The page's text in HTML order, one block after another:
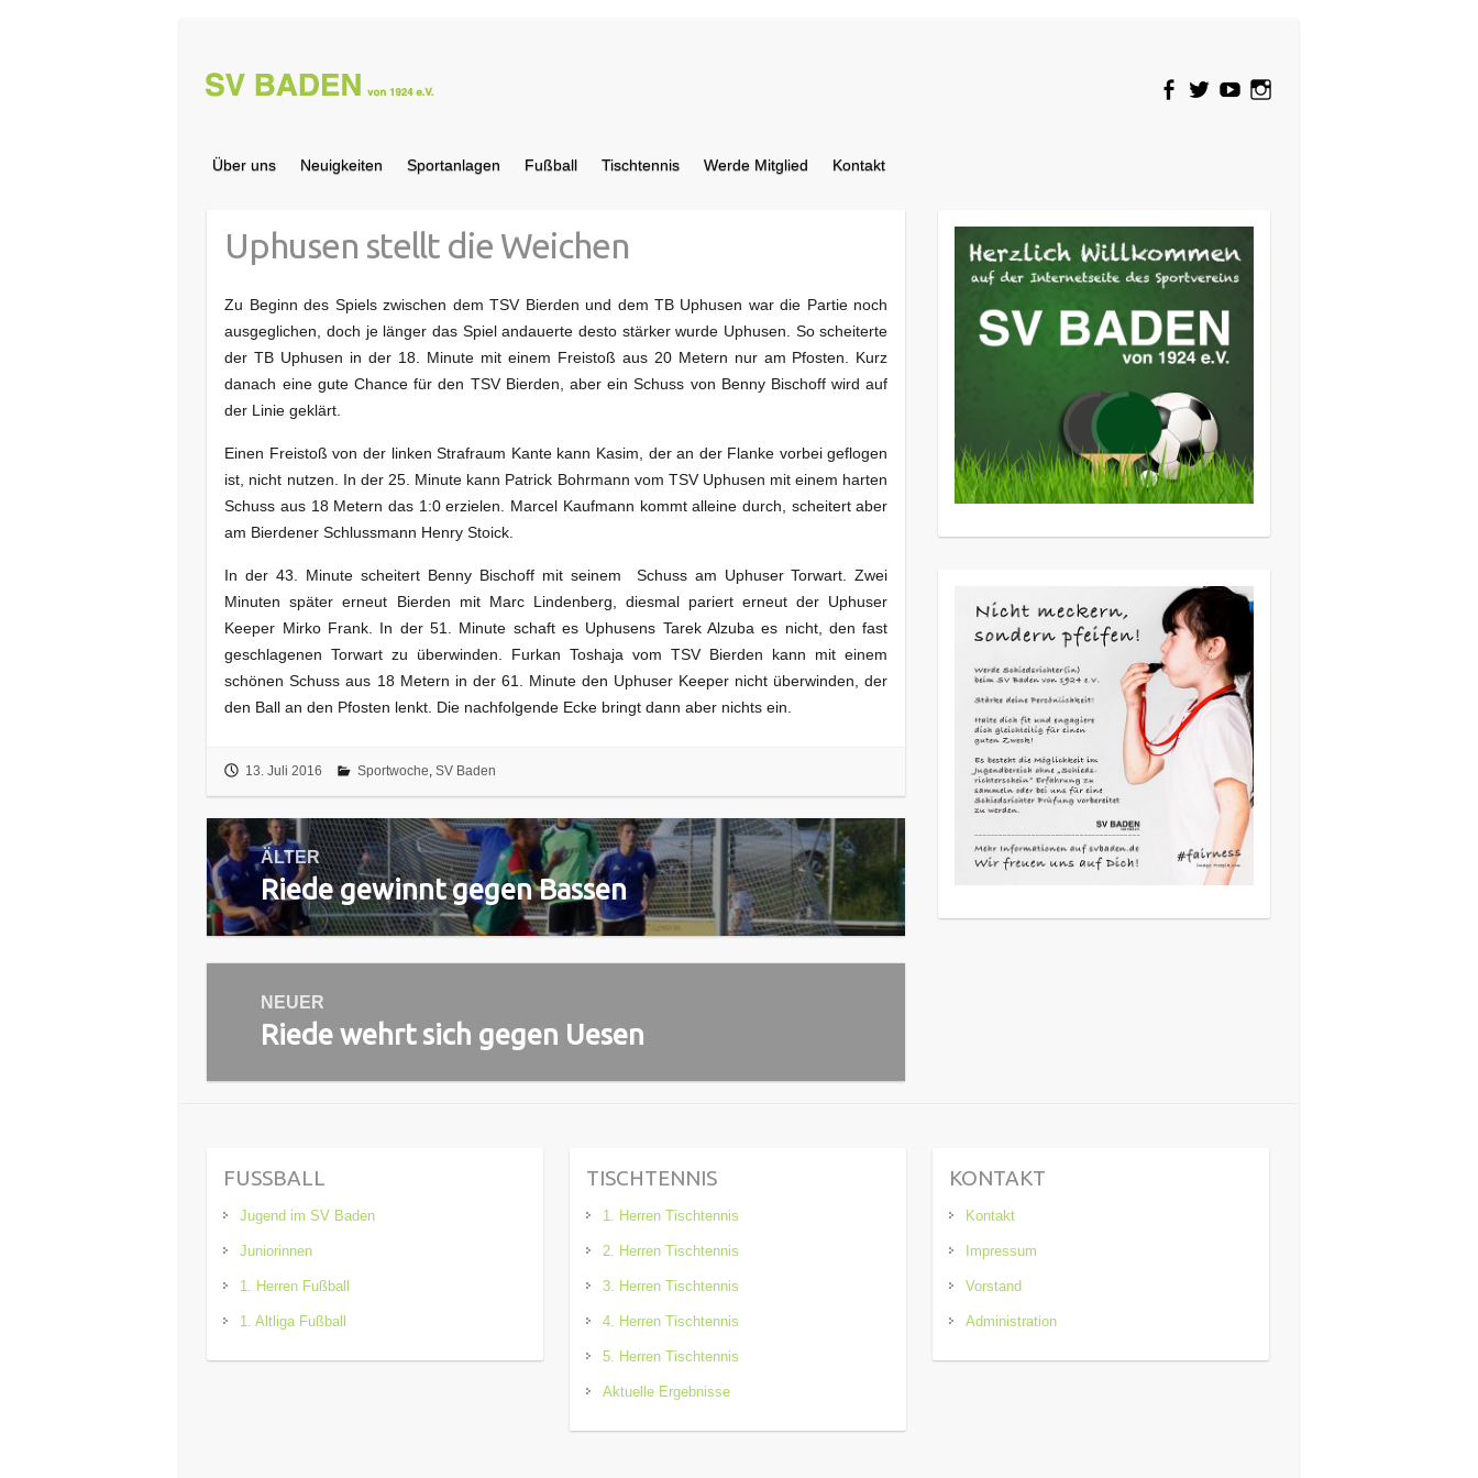
Über uns Neuigkeiten Sportanlagen Fußball Tischtennis Werde Mitglied Kontakt
Uphusen stellt die Weichen
Zu Beginn des Spiels zwischen dem TSV Bierden und dem TB Uphusen war die Partie noch
ausgeglichen, doch je länger das Spiel andauerte desto stärker wurde Uphusen. So scheiterte
der TB Uphusen in der 18. Minute mit einem Freistoß aus 20 Metern nur am Pfosten. Kurz
danach eine gute Chance für den TSV Bierden, aber ein Schuss von Benny Bischoff wird auf
der Linie geklärt.
Einen Freistoß von der linken Strafraum Kante kann Kasim, der an der Flanke vorbei geflogen
ist, nicht nutzen. In der 25. Minute kann Patrick Bohrmann vom TSV Uphusen mit einem harten
Schuss aus 18 Metern das 1:0 erzielen. Marcel Kaufmann kommt alleine durch, scheitert aber
am Bierdener Schlussmann Henry Stoick.
In der 43. Minute scheitert Benny Bischoff mit seinem Schuss am Uphuser Torwart. Zwei
Minuten später erneut Bierden mit Marc Lindenberg, diesmal pariert erneut der Uphuser
Keeper Mirko Frank. In der 51. Minute schaft es Uphusens Tarek Alzuba es nicht, den fast
geschlagenen Torwart zu überwinden. Furkan Toshaja vom TSV Bierden kann mit einem
schönen Schuss aus 18 Metern in der 61. Minute den Uphuser Keeper nicht überwinden, der
den Ball an den Pfosten lenkt. Die nachfolgende Ecke bringt dann aber nichts ein.
13. Juli 2016 Sportwoche, SV Baden
Beitragsnavigation
ÄLTER
Vorheriger
Beitrag:
Riede gewinnt gegen Bassen
NEUER
Nächster
Riede wehrt sich gegen Uesen
FUSSBALL
Jugend im SV Baden
Juniorinnen
1. Herren Fußball
1. Altliga Fußball
TISCHTENNIS
1. Herren Tischtennis
2. Herren Tischtennis
3. Herren Tischtennis
4. Herren Tischtennis
5. Herren Tischtennis
Aktuelle Ergebnisse
KONTAKT
Kontakt
Impressum
Vorstand
Administration